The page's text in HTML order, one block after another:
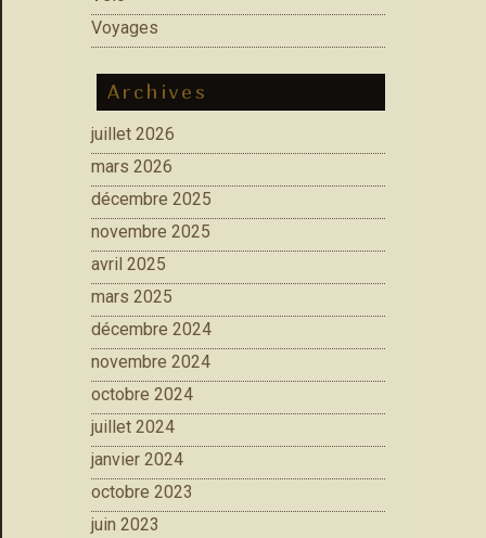
Voyages
Archives
juillet 2026
mars 2026
décembre 2025
novembre 2025
avril 2025
mars 2025
décembre 2024
novembre 2024
octobre 2024
juillet 2024
janvier 2024
octobre 2023
juin 2023